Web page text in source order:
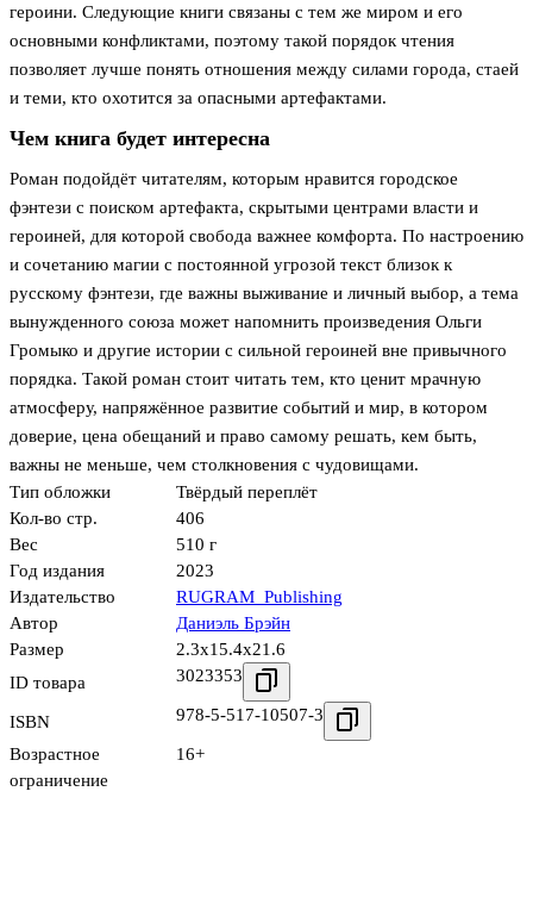
героини. Следующие книги связаны с тем же миром и его
основными конфликтами, поэтому такой порядок чтения
позволяет лучше понять отношения между силами города, стаей
и теми, кто охотится за опасными артефактами.
Чем книга будет интересна
Роман подойдёт читателям, которым нравится городское
фэнтези с поиском артефакта, скрытыми центрами власти и
героиней, для которой свобода важнее комфорта. По настроению
и сочетанию магии с постоянной угрозой текст близок к
русскому фэнтези, где важны выживание и личный выбор, а тема
вынужденного союза может напомнить произведения Ольги
Громыко и другие истории с сильной героиней вне привычного
порядка. Такой роман стоит читать тем, кто ценит мрачную
атмосферу, напряжённое развитие событий и мир, в котором
доверие, цена обещаний и право самому решать, кем быть,
важны не меньше, чем столкновения с чудовищами.
Тип обложки
Твёрдый переплёт
Кол-во стр.
406
Вес
510 г
Год издания
2023
Издательство
RUGRAM_Publishing
Автор
Даниэль Брэйн
Размер
2.3x15.4x21.6
ID товара
3023353
ISBN 978-5-517-10507-3
Возрастное
ограничение
16+